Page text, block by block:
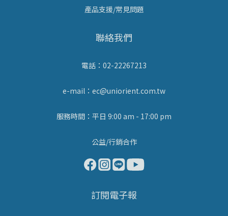
產品支援/常見問題
聯絡我們
電話：02-22267213
e-mail：ec@uniorient.com.tw
服務時間：平日 9:00 am - 17:00 pm
公益/行銷合作
訂閱電子報